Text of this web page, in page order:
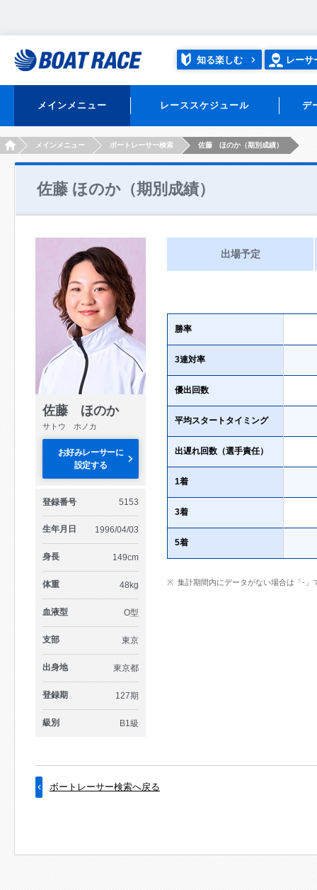
知る楽しむ レーサ
メインメニュー レーススケジュール デ
HOMEメインメニュー ボートレーサー検索 佐藤 ほのか（期別成績）
佐藤 ほのか（期別成績）
佐藤 ほのか
サトウ ホノカ
お好みレーサーに
設定する
登録番号 5153
生年月日 1996/04/03
身長 149cm
体重 48kg
血液型 O型
支部 東京
出身地 東京都
登録期 127期
級別 B1級
出場予定
勝率
3連対率
優出回数
平均スタートタイミング
出遅れ回数（選手責任）
1着
3着
5着
集計期間内にデータがない場合は「-」
ボートレーサー検索へ戻る